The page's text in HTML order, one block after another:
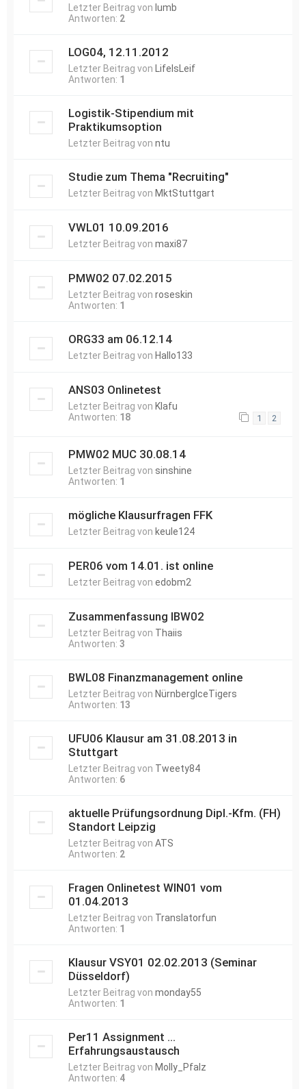
Letzter Beitrag von lumb
Antworten: 2
LOG04, 12.11.2012
Letzter Beitrag von
LifeIsLeif
Antworten: 1
Logistik-Stipendium mit
Praktikumsoption
Letzter Beitrag von ntu
Studie zum Thema "Recruiting"
Letzter Beitrag von MktStuttgart
VWL01 10.09.2016
Letzter Beitrag von maxi87
PMW02 07.02.2015
Letzter Beitrag von roseskin
Antworten: 1
ORG33 am 06.12.14
Letzter Beitrag von Hallo133
ANS03 Onlinetest
Letzter Beitrag von Klafu
Antworten: 18 1 2
PMW02 MUC 30.08.14
Letzter Beitrag von sinshine
Antworten: 1
mögliche Klausurfragen FFK
Letzter Beitrag von keule124
PER06 vom 14.01. ist online
Letzter Beitrag von edobm2
Zusammenfassung IBW02
Letzter Beitrag von Thaiis
Antworten: 3
BWL08 Finanzmanagement online
Letzter Beitrag von NürnbergIceTigers
Antworten: 13
UFU06 Klausur am 31.08.2013 in
Stuttgart
Letzter Beitrag von Tweety84
Antworten: 6
aktuelle Prüfungsordnung Dipl.-Kfm. (FH)
Standort Leipzig
Letzter Beitrag von ATS
Antworten: 2
Fragen Onlinetest WIN01 vom
01.04.2013
Letzter Beitrag von Translatorfun
Antworten: 1
Klausur VSY01 02.02.2013 (Seminar
Düsseldorf)
Letzter Beitrag von monday55
Antworten: 1
Per11 Assignment ...
Erfahrungsaustausch
Letzter Beitrag von Molly_Pfalz
Antworten: 4